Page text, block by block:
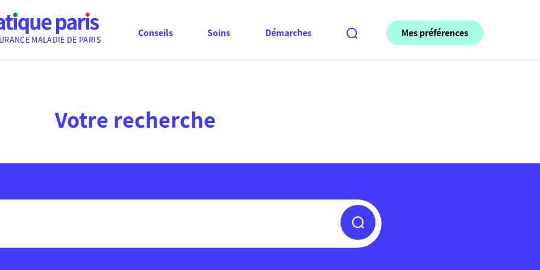
MALADIE DE PARIS
Conseils Soins Démarches Mes préférences
Votre recherche